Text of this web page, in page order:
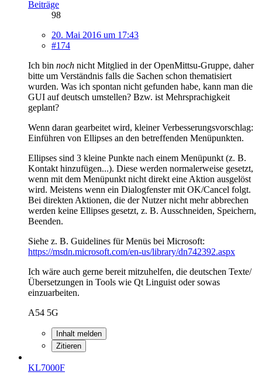
Beiträge
98
20. Mai 2016 um 17:43
#174
Ich bin noch nicht Mitglied in der OpenMittsu-Gruppe, daher
bitte um Verständnis falls die Sachen schon thematisiert
wurden. Was ich spontan nicht gefunden habe, kann man die
GUI auf deutsch umstellen? Bzw. ist Mehrsprachigkeit
geplant?
Wenn daran gearbeitet wird, kleiner Verbesserungsvorschlag:
Einführen von Ellipses an den betreffenden Menüpunkten.
Ellipses sind 3 kleine Punkte nach einem Menüpunkt (z. B.
Kontakt hinzufügen...). Diese werden normalerweise gesetzt,
wenn mit dem Menüpunkt nicht direkt eine Aktion ausgelöst
wird. Meistens wenn ein Dialogfenster mit OK/Cancel folgt.
Bei direkten Aktionen, die der Nutzer nicht mehr abbrechen
werden keine Ellipses gesetzt, z. B. Ausschneiden, Speichern,
Beenden.
Siehe z. B. Guidelines für Menüs bei Microsoft:
https://msdn.microsoft.com/en-us/library/dn742392.aspx
Ich wäre auch gerne bereit mitzuhelfen, die deutschen Texte/
Übersetzungen in Tools wie Qt Linguist oder sowas
einzuarbeiten.
A54 5G
Inhalt melden
Zitieren
KL7000F